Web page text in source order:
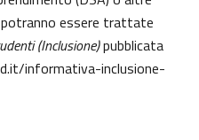
essere trattate
(Inclusione)pubblicata
informativa-inclusione-